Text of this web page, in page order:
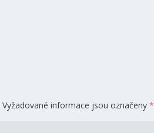
Vyžadované informace jsou označeny*